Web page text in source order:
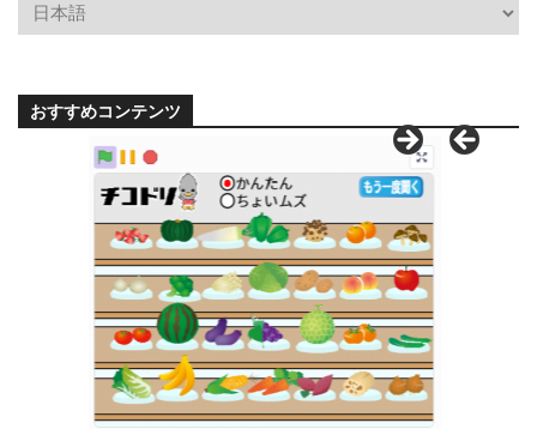
おすすめコンテンツ